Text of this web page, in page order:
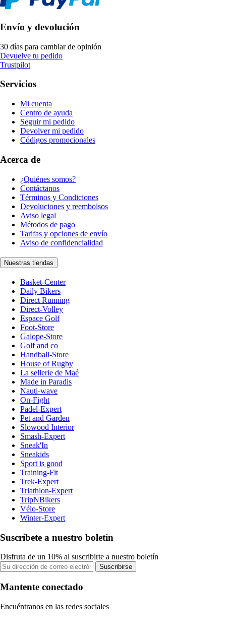
Envío y devolución
30 días para cambiar de opinión
Devuelve tu pedido
Trustpilot
Servicios
Mi cuenta
Centro de ayuda
Seguir mi pedido
Devolver mi pedido
Códigos promocionales
Acerca de
¿Quiénes somos?
Contáctanos
Términos y Condiciones
Devoluciones y reembolsos
Aviso legal
Métodos de pago
Tarifas y opciones de envío
Aviso de confidencialidad
Nuestras tiendas
Basket-Center
Daily Bikers
Direct Running
Direct-Volley
Espace Golf
Foot-Store
Galope-Store
Golf and co
Handball-Store
House of Rugby
La sellerie de Maé
Made in Paradis
Nauti-wave
On-Fight
Padel-Expert
Pet and Garden
Slowood Interior
Smash-Expert
Sneak'In
Sneakids
Sport is good
Training-Fit
Trek-Expert
Triathlon-Expert
TripNBikers
Vélo-Store
Winter-Expert
Suscríbete a nuestro boletín
Disfruta de un 10% al suscribirte a nuestro boletín
Suscribirse
Mantente conectado
Encuéntranos en las redes sociales